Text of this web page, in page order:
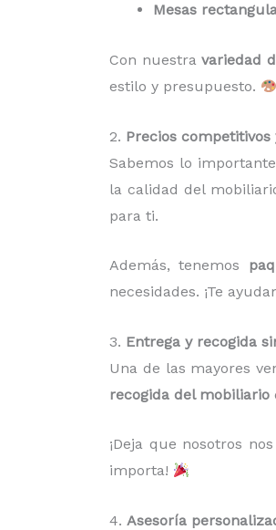
Mesas
Con nuestravariedad
estilo y presupuesto.
2. Precios competitivos
Sabemos lo
la calidad del
para ti.
Además, tenemos
necesidades. ¡Te
3. Entrega y recogida
Una de las mayores
recogida del mobiliario
¡Deja que nosotros
importa!
4. Asesoría